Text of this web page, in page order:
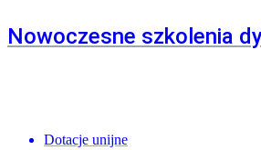
Nowoczesne szkolenia
Dotacje unijne